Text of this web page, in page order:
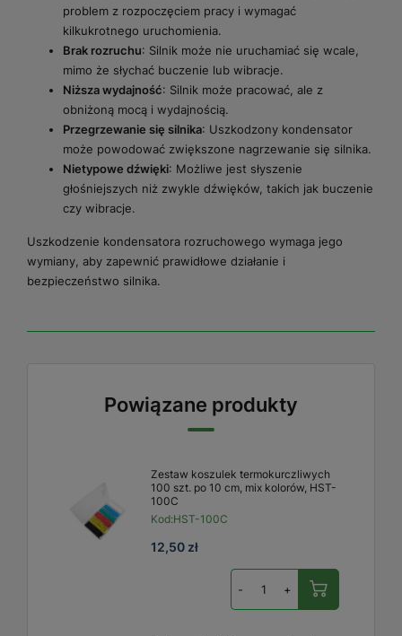
problem z rozpoczęciem pracy i wymagać
kilkukrotnego uruchomienia.
Brak rozruchu: Silnik może nie uruchamiać się wcale,
mimo że słychać buczenie lub wibracje.
Niższa wydajność: Silnik może pracować, ale z
obniżoną mocą i wydajnością.
Przegrzewanie się silnika: Uszkodzony kondensator
może powodować zwiększone nagrzewanie się silnika.
Nietypowe dźwięki: Możliwe jest słyszenie
głośniejszych niż zwykle dźwięków, takich jak buczenie
czy wibracje.
Uszkodzenie kondensatora rozruchowego wymaga jego
wymiany, aby zapewnić prawidłowe działanie i
bezpieczeństwo silnika.
Powiązane produkty
Zestaw koszulek termokurczliwych
100 szt. po 10 cm, mix kolorów, HST-
100C
Kod:HST-100C
12,50 zł
- +